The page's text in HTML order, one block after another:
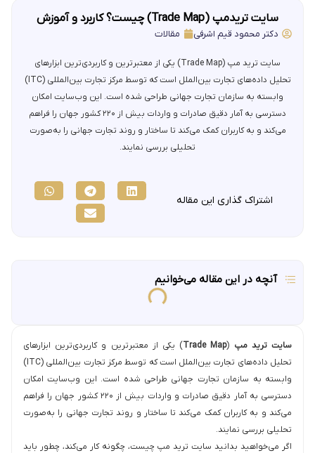
سایت تریدمپ (Trade Map) چیست؟ کاربرد و آموزش
دکتر محمود قیم اشرفی مقالات
سایت ترید مپ (Trade Map) یکی از معتبرترین و کاربردی‌ترین ابزارهای
تحلیل داده‌های تجارت بین‌الملل است که توسط مرکز تجارت بین‌المللی (ITC)
وابسته به سازمان تجارت جهانی طراحی شده است. این وب‌سایت امکان
دسترسی به آمار دقیق صادرات و واردات بیش از ۲۲۰ کشور جهان را فراهم
می‌کند و به کاربران کمک می‌کند تا ساختار و روند تجارت جهانی را به‌صورت
تحلیلی بررسی نمایند.
اشتراک گذاری این مقاله
سایت ترید مپ (
Trade Map) یکی از معتبرترین و کاربردی‌ترین ابزارهای
تحلیل داده‌های تجارت بین‌الملل است که توسط مرکز تجارت بین‌المللی (ITC)
وابسته به سازمان تجارت جهانی طراحی شده است. این وب‌سایت امکان
دسترسی به آمار دقیق صادرات و واردات بیش از ۲۲۰ کشور جهان را فراهم
می‌کند و به کاربران کمک می‌کند تا ساختار و روند تجارت جهانی را به‌صورت
تحلیلی بررسی نمایند.
اگر می‌خواهید بدانید سایت ترید مپ چیست، چگونه کار می‌کند، چطور باید
آنچه در این مقاله می‌خوانیم